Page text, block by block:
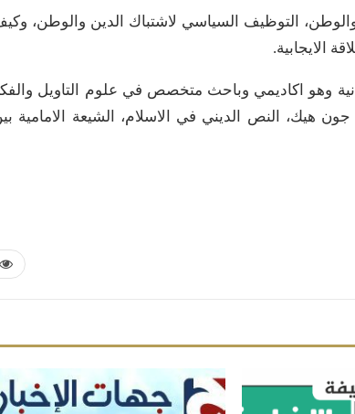
والوطن، التوظيف السياسي لاشتباك الدين والوطن،
الايجابية.
وهو اكاديمي وباحث متخصص في علوم التاويل
هيك، النص الديني في الاسلام، الشيعة الامامية